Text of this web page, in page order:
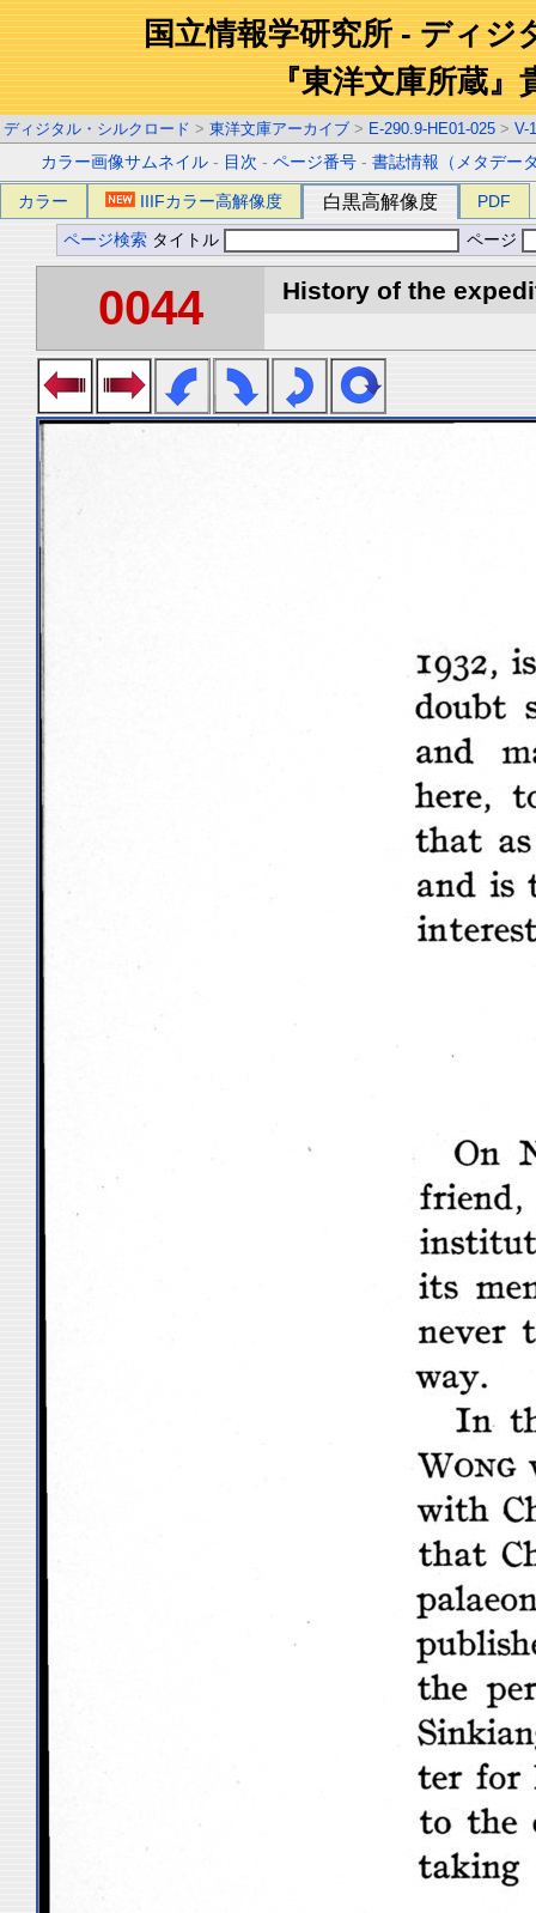
国立情報学研究所 - ディジ
『東洋文庫所蔵』
ディジタル・シルクロード > 東洋文庫アーカイブ > E-290.9-HE01-025 > V-1
カラー画像サムネイル - 目次 -ページ番号 -書誌情報（メタデー
カラー IIIFカラー高解像度 白黒高解像度 PDF
ページ検索 タイトル ページ
0044 History of the